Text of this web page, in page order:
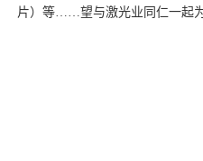
片）等……望与激光业同仁一起